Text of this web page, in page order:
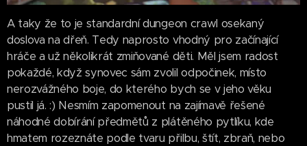
A taky že to je standardní dungeon crawl osekaný
doslova na dřeň. Tedy naprosto vhodný pro začínající
hráče a už několikrát zmiňované děti. Měl jsem radost
pokaždé, když synovec sám zvolil odpočinek, místo
nerozvážného boje, do kterého bych se v jeho věku
pustil já. :) Nesmím zapomenout na zajímavě řešené
náhodné dobírání předmětů z plátěného pytlíku, kde
hmatem rozeznáte podle tvaru přilbu, štít, zbraň, nebo